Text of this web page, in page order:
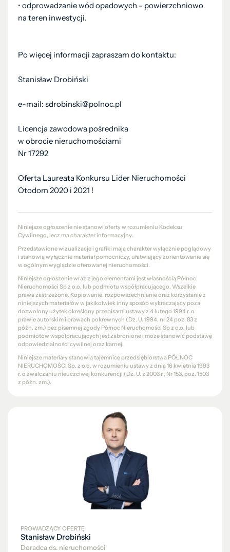
• odprowadzanie wód opadowych - powierzchniowo
na teren inwestycji.
Po więcej informacji zapraszam do kontaktu:
Stanisław Drobiński
e-mail: sdrobinski@polnoc.pl
Licencja zawodowa pośrednika
w obrocie nieruchomościami
Nr 17292
Oferta Laureata Konkursu Lider Nieruchomości
Otodom 2020 i 2021 !
Niniejsze ogłoszenie nie stanowi oferty w rozumieniu Kodeksu
Cywilnego, lecz ma charakter informacyjny.
Przedstawione wizualizacje i grafiki mają charakter wyłącznie poglądowy
i stanowią wyłącznie materiał pomocniczy, ułatwiający zorientowanie się
w ogólnym wyglądzie oferowanej nieruchomości.
Niniejsze ogłoszenie wraz z jego elementami jest własnością Północ
Nieruchomości Sp z o.o. lub podmiotu współpracującego. Wszelkie
prawa zastrzeżone. Kopiowanie, rozpowszechnianie oraz korzystanie z
niniejszych materiałów w jakikolwiek inny sposób wykraczający poza
dozwolony użytek określony przepisami ustawy z 4 lutego 1994 r. o
prawie autorskim i prawach pokrewnych (Dz. U. 1994, nr 24 poz. 83 z
późn. zm.) bez pisemnej zgody Północ Nieruchomości Sp z o.o. lub
podmiotów współpracujących jest zabronione i może stanowić podstawę
odpowiedzialności cywilnej oraz karnej.
Niniejsze materiały stanowią tajemnicę przedsiębiorstwa PÓŁNOC
NIERUCHOMOŚCI Sp. z o.o. w rozumieniu ustawy z dnia 16 kwietnia 1993
r. o zwalczaniu nieuczciwej konkurencji (Dz. U. z 2003 r., Nr 153, poz. 1503
z późn. zm.).
PROWADZĄCY OFERTĘ
Stanisław Drobiński
Doradca ds. nieruchomości